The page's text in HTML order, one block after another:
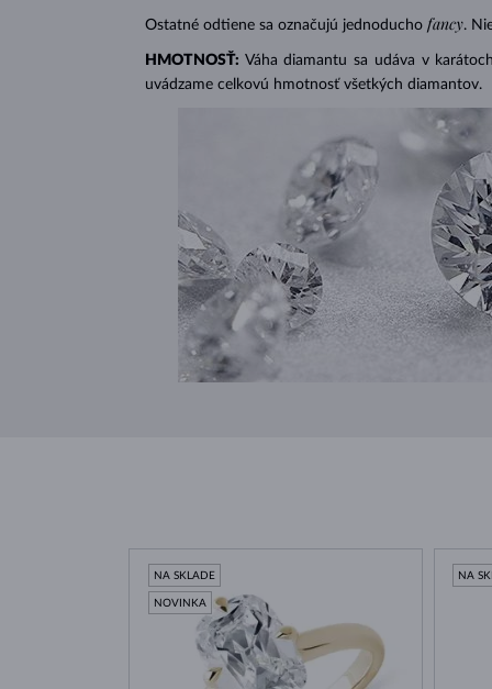
Ostatné odtiene sa označujú jednoducho fancy.
HMOTNOSŤ: Váha diamantu sa udáva v
uvádzame celkovú hmotnosť všetkých diamantov.
NA SKLADE
NOVINKA
NA